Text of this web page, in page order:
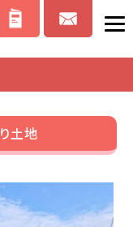
土地